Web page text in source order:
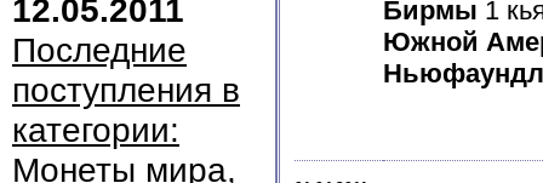
12.05.2011
Последние
поступления в
категории:
Монеты мира,
Бирмы 1
Южной